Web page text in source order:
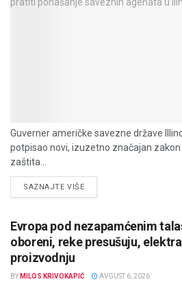
Guverner američke savezne države
potpisao novi, izuzetno značajan
zaštita...
SAZNAJTE VIŠEDETAILS
Evropa pod nezapamćenim
oboreni, reke presušuju,
proizvodnju
BY MILOS KRIVOKAPIĆ AVGUST 6, 2026